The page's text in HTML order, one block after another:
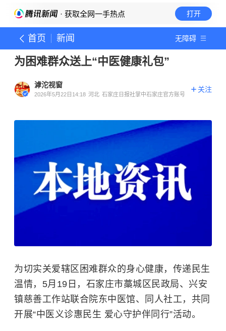
· 获取全网一手热点 打开
首页 新闻 无障碍
为困难群众送上“中医健康礼包”
滹沱视窗
2026年5月22日14:18 河北 石家庄日报社掌中石家庄官方账号
关注
为切实关爱辖区困难群众的身心健康，传递民生
温情，5月19日，石家庄市藁城区民政局、兴安
镇慈善工作站联合院东中医馆、同人社工，共同
开展“中医义诊惠民生 爱心守护伴同行”活动。